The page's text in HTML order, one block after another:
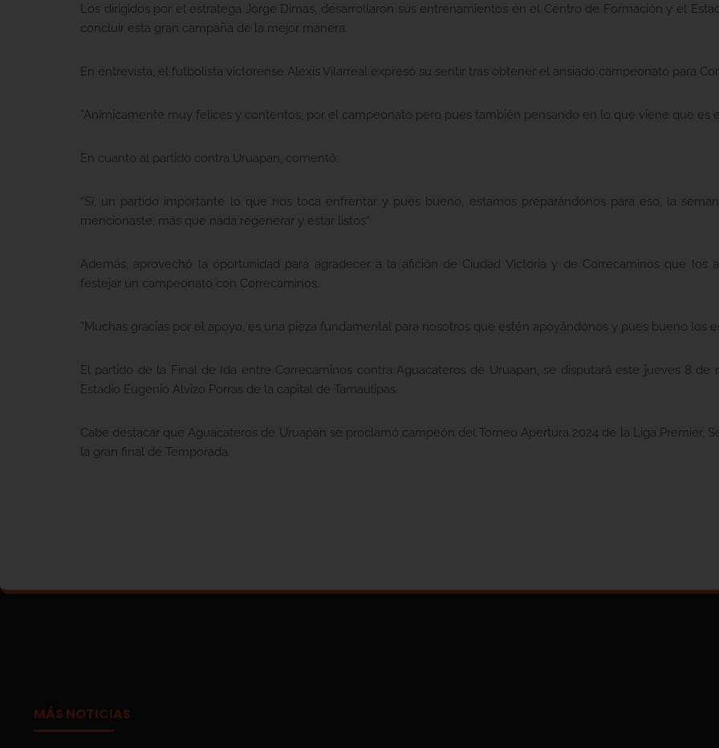
Los dirigidos por el estratega Jorge Dimas, desarrollaron sus entrenamientos en el Centro de Formación y el
concluir esta gran campaña de la mejor manera.
En entrevista, el futbolista victorense Alexis Vilarreal expresó su sentir tras obtener el ansiado campeonato para
“Anímicamente muy felices y contentos, por el campeonato pero pues también pensando en lo que viene que es
En cuanto al partido contra Uruapan, comentó:
“Sí, un partido importante lo que nos toca enfrentar y pues bueno, estamos preparándonos para eso, la
mencionaste, más que nada regenerar y estar listos“.
Además, aprovechó la oportunidad para agradecer a la afición de Ciudad Victoria y de Correcaminos que
festejar un campeonato con Correcaminos.
“Muchas gracias por el apoyo, es una pieza fundamental para nosotros que estén apoyándonos y pues bueno los
El partido de la Final de Ida entre Correcaminos contra Aguacateros de Uruapan, se disputará este jueves 8 de
Estadio Eugenio Alvizo Porras de la capital de Tamaulipas.
Cabe destacar que Aguacateros de Uruapan se proclamó campeón del Torneo Apertura 2024 de la Liga Premier,
la gran final de Temporada.
MÁS NOTICIAS